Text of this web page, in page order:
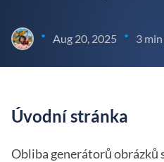
• Aug 20, 2025 • 3
Úvodní stránka
Obliba generátorů obrázků